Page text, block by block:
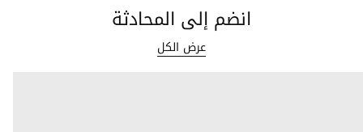
انضم إلى المحادثة
عرض الكل